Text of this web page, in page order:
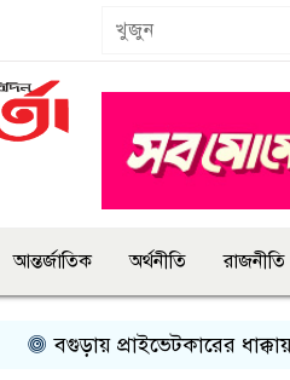
আন্তর্জাতিক অর্থনীতি রাজনীতি
বগুড়ায় প্রাইভেটকারের ধাক্কায় স্বামী-